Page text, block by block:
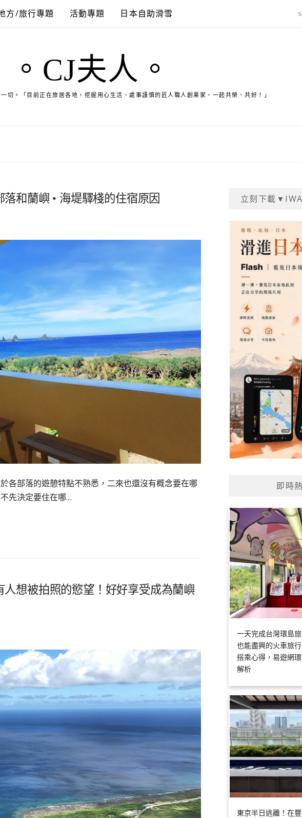
方/旅行專題 活動專題 日本自助滑雪
。CJ夫人。
切。「目前正在旅居各地，挖掘用心生活、處事謹慎的匠人職人創業家，一起共榮、共好！」
和蘭嶼 • 海堤驛棧的住宿原因
各部落的遊憩特點不熟悉，二來也還沒有概念要在哪
先決定要住在哪…
想被拍照的慾望！好好享受成為蘭嶼
立刻下載
即時
一天完成台灣環島
也能盡興的火車旅
搭乘心得，易遊網
解析
東京半日逃離！在